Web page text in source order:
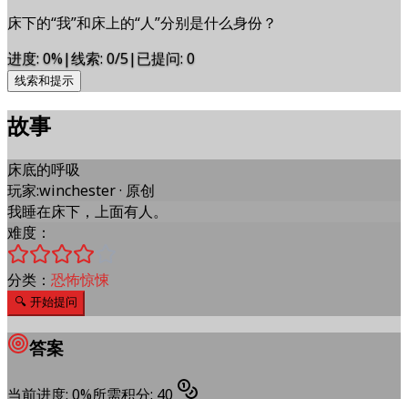
床下的“我”和床上的“人”分别是什么身份？
进度:0%|线索:0/5|已提问:0
线索和提示
故事
床底的呼吸
玩家:winchester· 原创
我睡在床下，上面有人。
难度：
分类： 恐怖惊悚
🔍 开始提问
答案
当前进度: 0%所需积分: 40